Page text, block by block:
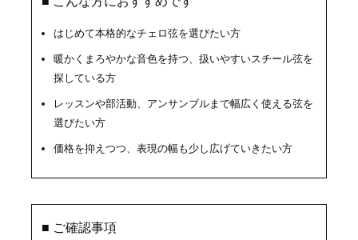
はじめて本格的なチェロ弦を選びたい方
暖かくまろやかな音色を持つ、扱いやすいスチール弦を
探している方
レッスンや部活動、アンサンブルまで幅広く使える弦を
選びたい方
価格を抑えつつ、表現の幅も少し広げていきたい方
■ ご確認事項